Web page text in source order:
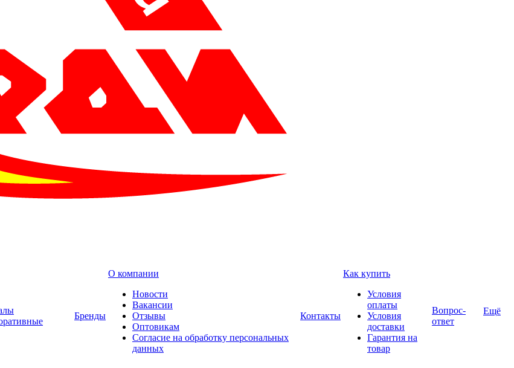
Бренды
О компании
Новости
Вакансии
Отзывы
Оптовикам
Cогласие на обработку персональных
данных
Контакты
Как купить
Условия
оплаты
Условия
доставки
Гарантия на
товар
Вопрос-
ответ
Ещё